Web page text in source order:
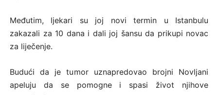
Međutim, ljekari su joj novi termin u Istanbulu
zakazali za 10 dana i dali joj šansu da prikupi novac
za liječenje.
Budući da je tumor uznapredovao brojni Novljani
apeluju da se pomogne i spasi život njihove